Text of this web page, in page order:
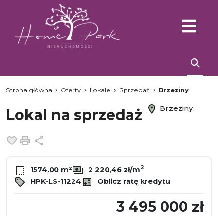
Strona główna Oferty Lokale Sprzedaż Brzeziny
Lokal na sprzedaż Brzeziny
Dodaj do ulubionych
Drukuj
1574.00 m² 2 220,46 zł/m2
HPK-LS-11224 Oblicz ratę kredytu
3 495 000 zł